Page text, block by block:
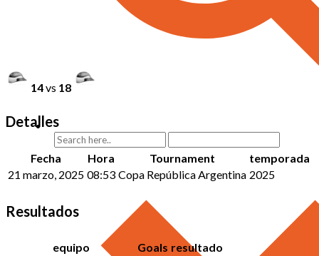
14vs 18
Detalles
Fecha Hora Tournament
temporada
21 marzo, 2025 08:53 Copa República Argentina 2025
Resultados
equipo Goals resultado